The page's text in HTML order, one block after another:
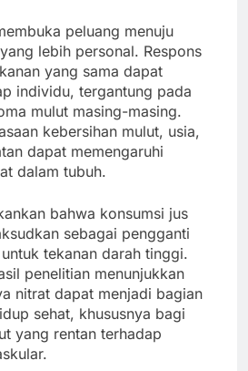
peluang menuju
lebih personal. Respons
yang sama dapat
individu, tergantung pada
mulut masing-masing.
kebersihan mulut, usia,
dapat memengaruhi
dalam tubuh.
bahwa konsumsi jus
sebagai pengganti
tekanan darah tinggi.
penelitian menunjukkan
nitrat dapat menjadi bagian
sehat, khususnya bagi
yang rentan terhadap